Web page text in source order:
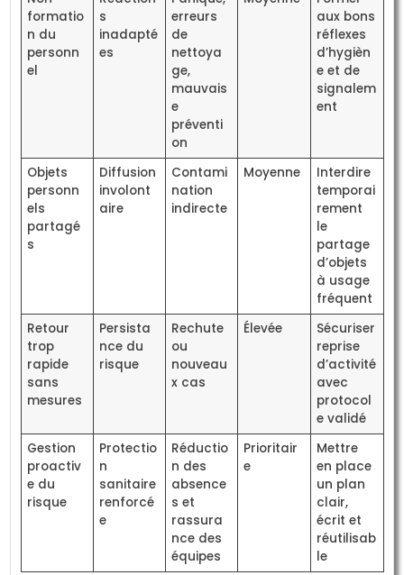
formatio
n du
personn
el
s
inadapté
es
erreurs
de
nettoya
ge,
mauvais
e
préventi
on
aux bons
réflexes
d’hygièn
e et de
signalem
ent
Objets
personn
els
partagé
s
Diffusion
involont
aire
Contami
nation
indirecte
Moyenne
Interdire
temporai
rement
le
partage
d’objets
à usage
fréquent
Retour
trop
rapide
sans
mesures
Persista
nce du
risque
Rechute
ou
nouveau
x cas
Élevée
Sécuriser
reprise
d’activité
avec
protocol
e validé
Gestion
proactiv
e du
risque
Protectio
n
sanitaire
renforcé
e
Réductio
n des
absence
s et
rassura
nce des
équipes
Prioritair
e
Mettre
en place
un plan
clair,
écrit et
réutilisab
le